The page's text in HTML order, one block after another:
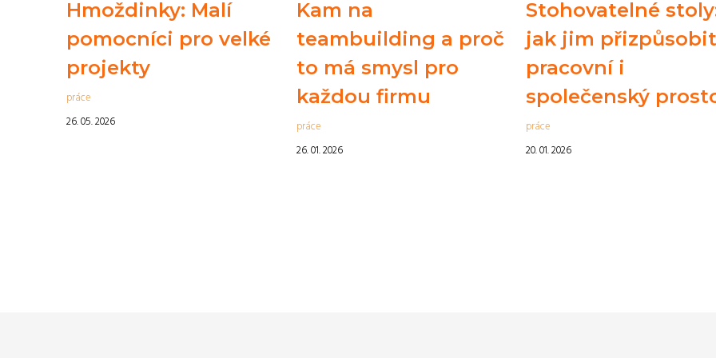
Hmoždinky: Malí
pomocníci pro velké
projekty
práce
26. 05. 2026
Kam na
teambuilding a proč
to má smysl pro
každou firmu
práce
26. 01. 2026
Stohovatelné
jak jim přizpůsobit
pracovní i
společenský
práce
20. 01. 2026